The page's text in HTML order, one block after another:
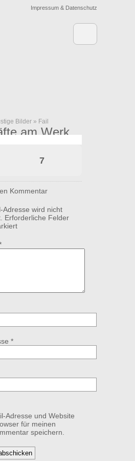
Impressum & Datenschutz
Bilder » Fail
am Werk
7
Kommentar
Adresse wird nicht
Erforderliche Felder
*
Adresse und Website
für meinen
speichern.